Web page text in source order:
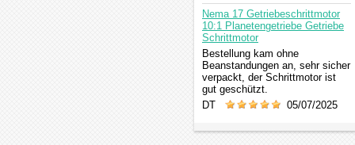
Nema 17 Getriebeschrittmotor
10:1 Planetengetriebe Getriebe
Schrittmotor
Bestellung kam ohne
Beanstandungen an, sehr sicher
verpackt, der Schrittmotor ist
gut geschützt.
DT
05/07/2025